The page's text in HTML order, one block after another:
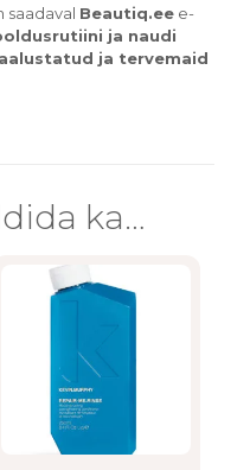
saadaval Beautiq.eee-
ja naudi
ja tervemaid
ka…
product